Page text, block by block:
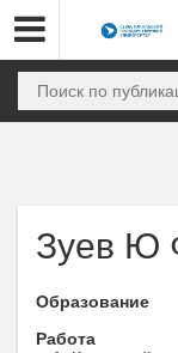
Зуев Ю
Образование
Работа